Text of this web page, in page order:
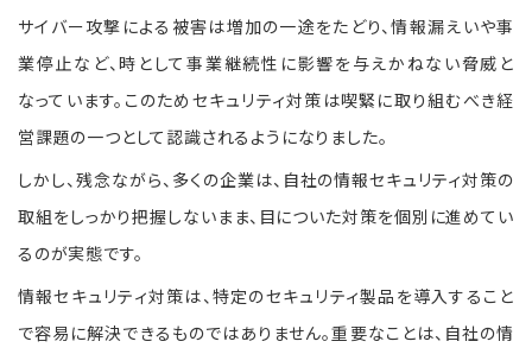
サイバー攻撃による被害は増加の一途をたどり、情報漏えいや事
業停止など、時として事業継続性に影響を与えかねない脅威と
なっています。このためセキュリティ対策は喫緊に取り組むべき経
営課題の一つとして認識されるようになりました。
しかし、残念ながら、多くの企業は、自社の情報セキュリティ対策の
取組をしっかり把握しないまま、目についた対策を個別に進めてい
るのが実態です。
情報セキュリティ対策は、特定のセキュリティ製品を導入すること
で容易に解決できるものではありません。重要なことは、自社の情